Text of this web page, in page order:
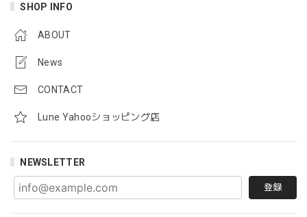
SHOP INFO
ABOUT
News
CONTACT
Lune Yahooショッピング店
NEWSLETTER
登録